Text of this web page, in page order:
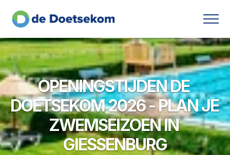
OPENINGSTIJDEN DE
DOETSEKOM 2026 - PLAN JE
ZWEMSEIZOEN IN
GIESSENBURG